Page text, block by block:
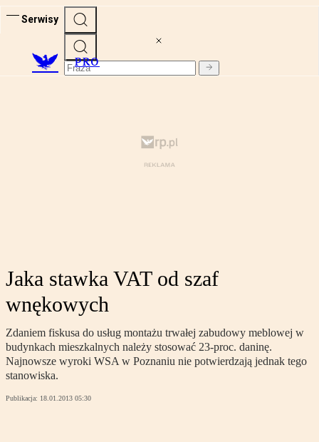
Serwisy
PRO
Jaka stawka VAT od szaf
wnękowych
Zdaniem fiskusa do usług montażu trwałej zabudowy meblowej w
budynkach mieszkalnych należy stosować 23-proc. daninę.
Najnowsze wyroki WSA w Poznaniu nie potwierdzają jednak tego
stanowiska.
Publikacja: 18.01.2013 05:30